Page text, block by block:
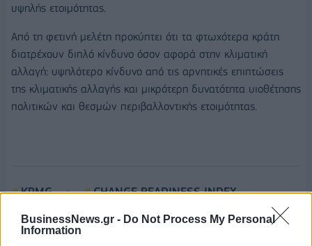
BusinessNews.gr - Do Not Process My Personal
Information
υψηλής ετοιμότητας.
Από τη φετινή μελέτη προκύπτει ότι τα φτωχότερα κράτη
διατρέχουν διπλό κίνδυνο όσον αφορά στην κλιματική
αλλαγή: υψηλότερο κίνδυνο από τις αρνητικές επιπτώσεις
της κλιματικής αλλαγής και μικρότερη δυνατότητα υιοθέτησης
πολιτικών και θεσμών περιβαλλοντικής ετοιμότητας.
KPMG CHANGE READINESS INDEX